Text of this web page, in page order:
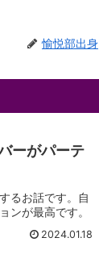
愉悦部出身
ーがパーテ
るお話です。自
ンが最高です。
2024.01.18